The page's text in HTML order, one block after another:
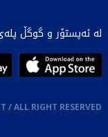
لە ئەپستۆر و گوگڵ
/ ALL RIGHT RESERVED